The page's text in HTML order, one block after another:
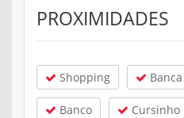
PROXIMIDADES
Shopping
Banco Cursinho